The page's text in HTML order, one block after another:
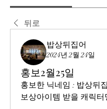
뒤로
밥상뒤집어
2024년 2월 24일
홍보2월25일
홍보한 닉네임 : 밥상뒤
보상아이템 받을 캐릭터